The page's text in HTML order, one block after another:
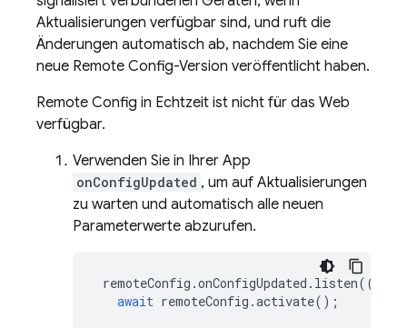
Aktualisierungen verfügbar sind, und ruft die
Änderungen automatisch ab, nachdem Sie eine
neue Remote Config-Version veröffentlicht haben.
Remote Config in Echtzeit ist nicht für das Web
verfügbar.
Verwenden Sie in Ihrer App
onConfigUpdated , um auf Aktualisierungen
zu warten und automatisch alle neuen
Parameterwerte abzurufen.
remoteConfig .onConfigUpdated . listen((
await remoteConfig .activate();